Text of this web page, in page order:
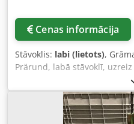
Cenas informācija
Stāvoklis: labi (lietots),
Prärund, labā stāvoklī,
Acpjr Intereses gadījumā
par citām mūsu uzņēmumā
laipni aicināti, iepriekš
iekārtu mūsu uzņēmumā.